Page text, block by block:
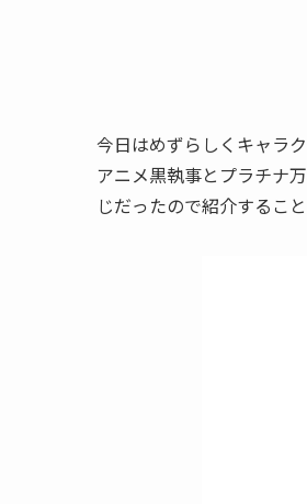
今日はめずらしくキャラク
アニメ黒執事とプラチナ
じだったので紹介するこ